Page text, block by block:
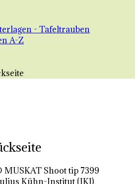
- Tafeltrauben
A-Z
Kühn-Institut (JKI)